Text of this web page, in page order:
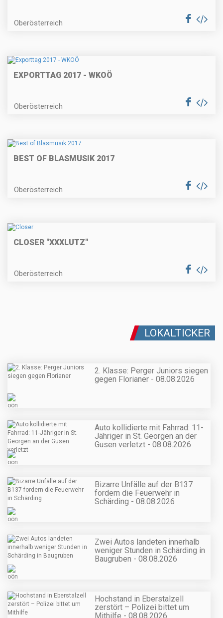
Oberösterreich
EXPORTTAG 2017 - WKOÖ
Oberösterreich
BEST OF BLASMUSIK 2017
Oberösterreich
CLOSER "XXXLUTZ"
Oberösterreich
LOKALTICKER
2. Klasse: Perger Juniors siegen
gegen Florianer - 08.08.2026
Auto kollidierte mit Fahrrad: 11-
Jähriger in St. Georgen an der
Gusen verletzt - 08.08.2026
Bizarre Unfälle auf der B137
fordern die Feuerwehr in
Schärding - 08.08.2026
Zwei Autos landeten innerhalb
weniger Stunden in Schärding in
Baugruben - 08.08.2026
Hochstand in Eberstalzell
zerstört – Polizei bittet um
Mithilfe - 08.08.2026